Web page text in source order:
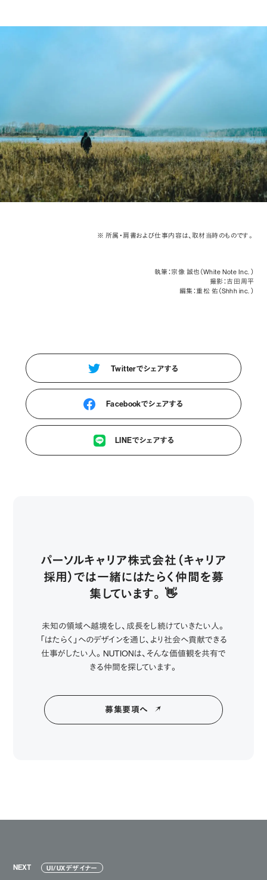
※ 所属・肩書および仕事内容は、取材当時のものです。
執筆：宗像 誠也（White Note Inc. ）
撮影：吉田 周平
編集：重松 佑（Shhh inc. ）
Twitterでシェアする
Facebookでシェアする
LINEでシェアする
パーソルキャリア株式会社（キャリア
採用）では一緒にはたらく仲間を募
集しています。 👋
未知の領域へ越境をし、成長をし続けていきたい人。
「はたらく」へのデザインを通じ、より社会へ貢献できる
仕事がしたい人。NUTIONは、そんな価値観を共有で
きる仲間を探しています。
募集要項へ
NEXT UI/UXデザイナー